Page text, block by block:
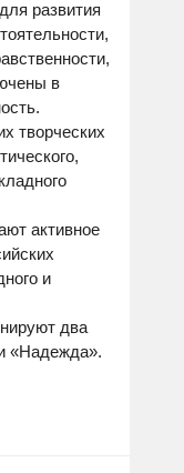
развития
в
творческих
активное
и
два
«Надежда».